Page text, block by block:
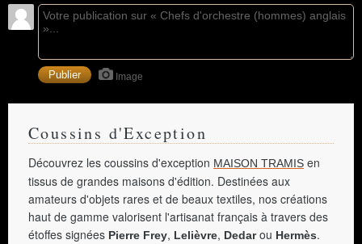
Image
Coussins d'Exception
Découvrez les coussins d'exception MAISON TRAMIS en
tissus de grandes maisons d'édition. Destinées aux
amateurs d'objets rares et de beaux textiles, nos créations
haut de gamme valorisent l'artisanat français à travers des
étoffes signées Pierre Frey, Lelièvre, Dedarou Hermès.